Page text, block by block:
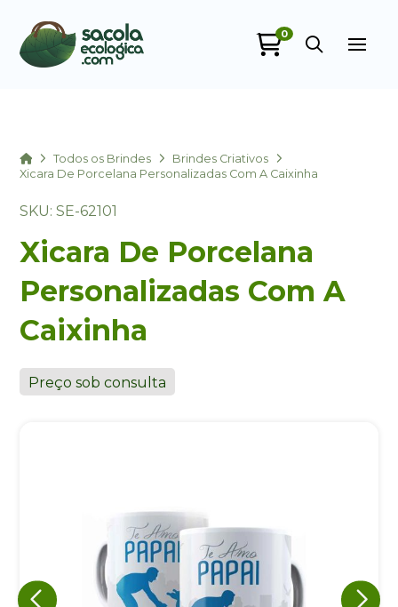
0
HomeTodos os Brindes
Brindes Criativos
Xicara De Porcelana Personalizadas Com A Caixinha
SKU: SE-62101
Xicara De Porcelana
Personalizadas Com A
Caixinha
Preço sob consulta
+55
de marketing. Você pode alterar suas preferências a
qualquer momento.
Iniciar conversa